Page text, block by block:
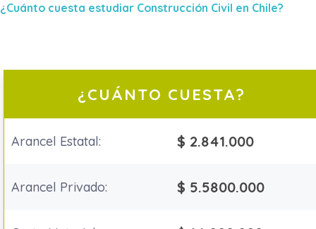
¿Cuánto cuesta estudiar Construcción Civil en Chile?
¿CUÁNTO CUESTA?
Arancel Estatal: $ 2.841.000
Arancel Privado: $ 5.5800.000